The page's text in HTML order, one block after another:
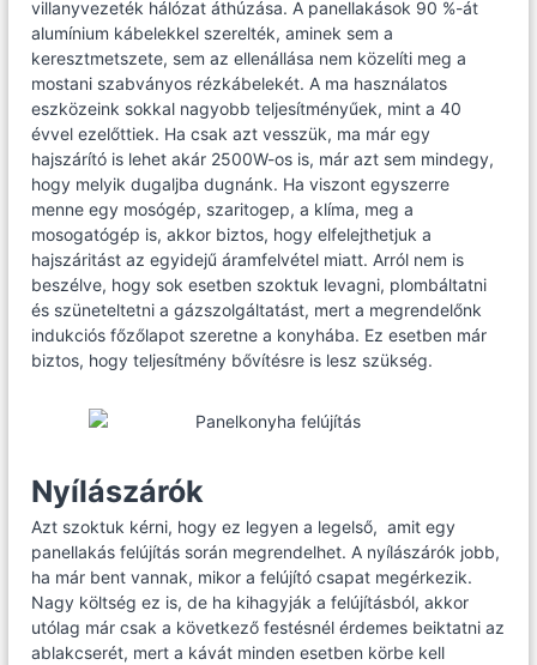
villanyvezeték hálózat áthúzása. A panellakások 90 %-át
alumínium kábelekkel szerelték, aminek sem a
keresztmetszete, sem az ellenállása nem közelíti meg a
mostani szabványos rézkábelekét. A ma használatos
eszközeink sokkal nagyobb teljesítményűek, mint a 40
évvel ezelőttiek. Ha csak azt vesszük, ma már egy
hajszárító is lehet akár 2500W-os is, már azt sem mindegy,
hogy melyik dugaljba dugnánk. Ha viszont egyszerre
menne egy mosógép, szaritogep, a klíma, meg a
mosogatógép is, akkor biztos, hogy elfelejthetjuk a
hajszáritást az egyidejű áramfelvétel miatt. Arról nem is
beszélve, hogy sok esetben szoktuk levagni, plombáltatni
és szüneteltetni a gázszolgáltatást, mert a megrendelőnk
indukciós főzőlapot szeretne a konyhába. Ez esetben már
biztos, hogy teljesítmény bővítésre is lesz szükség.
Nyílászárók
Azt szoktuk kérni, hogy ez legyen a legelső, amit egy
panellakás felújítás során megrendelhet. A nyílászárók jobb,
ha már bent vannak, mikor a felújító csapat megérkezik.
Nagy költség ez is, de ha kihagyják a felújításból, akkor
utólag már csak a következő festésnél érdemes beiktatni az
ablakcserét, mert a kávát minden esetben körbe kell